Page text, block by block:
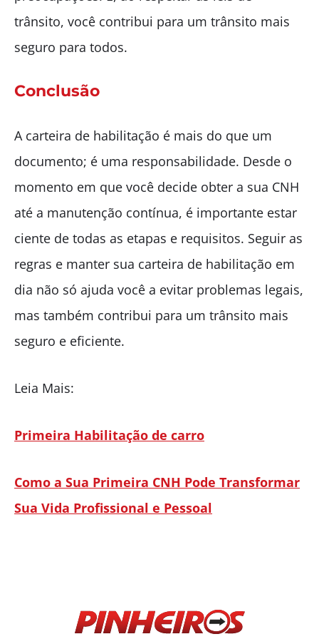
trânsito, você contribui para um trânsito mais
seguro para todos.
Conclusão
A carteira de habilitação é mais do que um
documento; é uma responsabilidade. Desde o
momento em que você decide obter a sua CNH
até a manutenção contínua, é importante estar
ciente de todas as etapas e requisitos. Seguir as
regras e manter sua carteira de habilitação em
dia não só ajuda você a evitar problemas legais,
mas também contribui para um trânsito mais
seguro e eficiente.
Leia Mais:
Primeira Habilitação de carro
Como a Sua Primeira CNH Pode Transformar
Sua Vida Profissional e Pessoal